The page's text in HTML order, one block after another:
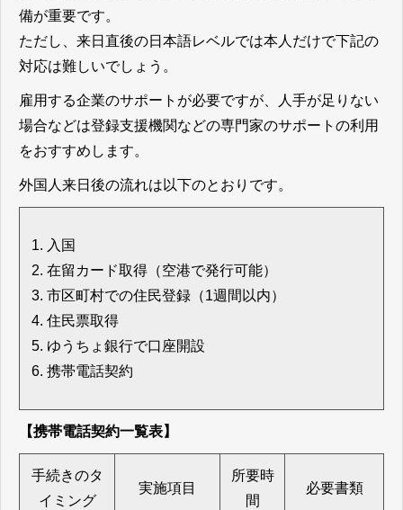
備が重要です。
ただし、来日直後の日本語レベルでは本人だけで下記の
対応は難しいでしょう。
雇用する企業のサポートが必要ですが、人手が足りない
場合などは登録支援機関などの専門家のサポートの利用
をおすすめします。
外国人来日後の流れは以下のとおりです。
入国
在留カード取得（空港で発行可能）
市区町村での住民登録（1週間以内）
住民票取得
ゆうちょ銀行で口座開設
携帯電話契約
【携帯電話契約一覧表】
手続きのタ
イミング
実施項目
所要時
間
必要書類